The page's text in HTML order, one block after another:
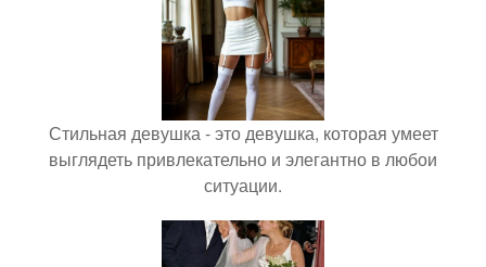
Стильная девушка - это девушка, которая умеет
выглядеть привлекательно и элегантно в любои
ситуации.